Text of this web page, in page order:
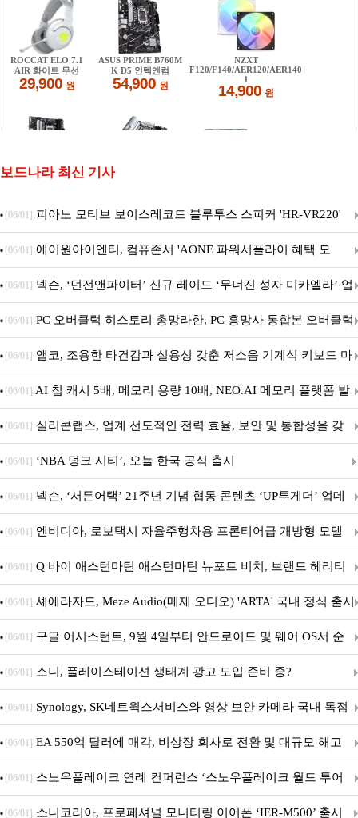
보드나라 최신 기사
[06/01] 피아노 모티브 보이스레코드 블루투스 스피커 'HR-VR220'
출시
[06/01] 에이원아이엔티, 컴퓨존서 'AONE 파워서플라이 혜택 모
음.ZIP' 이벤트 진행
[06/01] 넥슨, ‘던전앤파이터’ 신규 레이드 ‘무너진 성자 미카엘라’ 업
데이트!
[06/01] PC 오버클럭 히스토리 총망라한, PC 흥망사 통합본 오버클럭
특집(1-4편)
[06/01] 앱코, 조용한 타건감과 실용성 갖춘 저소음 기계식 키보드 마
우스 세트 'KM580' 출시
[06/01] AI 칩 캐시 5배, 메모리 용량 10배, NEO.AI 메모리 플랫폼 발
표
[06/01] 실리콘랩스, 업계 선도적인 전력 효율, 보안 및 통합성을 갖
춘 초저전력 블루투스 LE SoC ‘BG2B’ 공개
[06/01] ‘NBA 덩크 시티’, 오늘 한국 공식 출시
[06/01] 넥슨, ‘서든어택’ 21주년 기념 협동 콘텐츠 ‘UP투게더’ 업데
이트
[06/01] 엔비디아, 로보택시 자율주행차용 프론티어급 개방형 모델
‘알파마요 2 슈퍼’ 상업적 이용 가능
[06/01] Q 바이 애스턴마틴 애스턴마틴 뉴포트 비치, 브랜드 헤리티
지 담은 ‘헤리티지 에디션 컬렉션’ 공개
[06/01] 셰에라자드, Meze Audio(메제 오디오) 'ARTA' 국내 정식 출시
[06/01] 구글 어시스턴트, 9월 4일부터 안드로이드 및 웨어 OS서 순
차 서비스 종료
[06/01] 소니, 플레이스테이션 생태계 광고 도입 준비 중?
[06/01] Synology, SK네트웍스서비스와 영상 보안 카메라 국내 독점
판매 파트너십 체결
[06/01] EA 550억 달러에 매각, 비상장 회사로 전환 및 대규모 해고
전망
[06/01] 스노우플레이크 연례 컨퍼런스 ‘스노우플레이크 월드 투어
서울’ 개최
[06/01] 소니코리아, 프로페셔널 모니터링 이어폰 ‘IER-M500’ 출시